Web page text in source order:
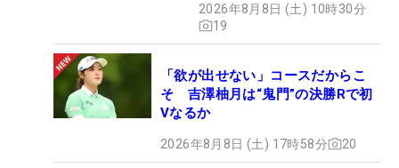
2026年8月8日 (土) 10時30分
19
「欲が出せない」コースだからこ
そ 吉澤柚月は“鬼門”の決勝Rで初
Vなるか
2026年8月8日 (土) 17時58分 20